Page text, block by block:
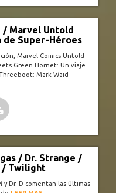
/ Marvel Untold
de Super-Héroes
Marvel Comics Untold
Green Hornet: Un viaje
Mark Waid
/ Dr. Strange /
/ Twilight
Dr. D comentan las últimas